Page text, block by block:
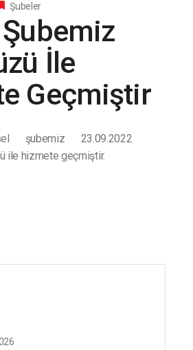
Şubeler
İle
Geçmiştir
şubemiz 23.09.2022
ile hizmete geçmiştir.